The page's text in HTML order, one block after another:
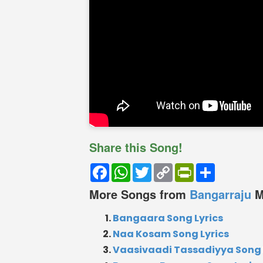
Share this Song!
FacebookWhatsApp
TwitterCopy
Link
PrintFriendly
More Songs from Bangarraju
Bangaara Song Lyrics
Naa Kosam Song Lyrics
Vaasivaadi Tassadiyya Song